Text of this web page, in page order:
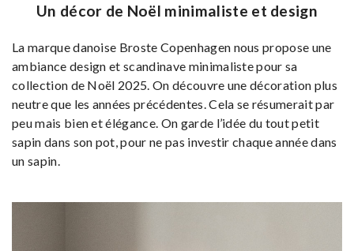
Un décor de Noël minimaliste et design
La marque danoise Broste Copenhagen nous propose une
ambiance design et scandinave minimaliste pour sa
collection de Noël 2025. On découvre une décoration plus
neutre que les années précédentes. Cela se résumerait par
peu mais bien et élégance. On garde l’idée du tout petit
sapin dans son pot, pour ne pas investir chaque année dans
un sapin.